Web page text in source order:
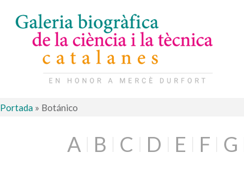
Portada » Botánico
A B C D E F G